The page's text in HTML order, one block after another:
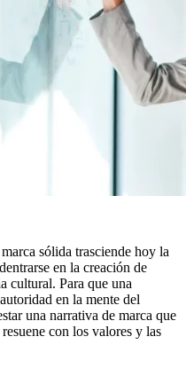
sólida trasciende hoy la
en la creación de
cultural. Para que una
en la mente del
una narrativa de marca que
con los valores y las